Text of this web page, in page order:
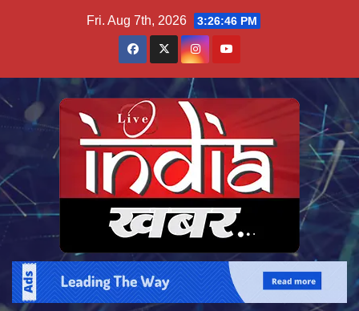
Fri. Aug 7th, 2026 3:26:47 PM